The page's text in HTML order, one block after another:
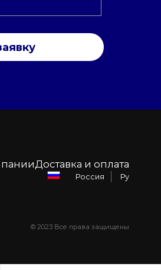
Доставка и оплата
Россия Ру
© 2023 Все права защищены